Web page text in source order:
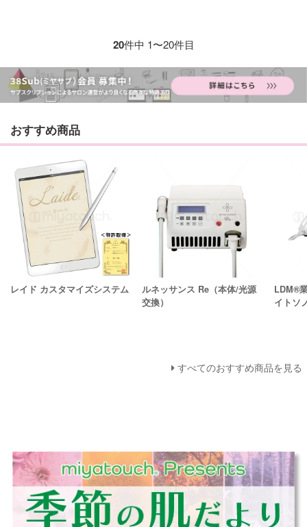
20件中 1〜20件目
おすすめ商品
レイド カスタマイズシステム
ルネッサンス Re（本体/光源
交換）
LDM®
イトソ
すべてのおすすめ商品を見る